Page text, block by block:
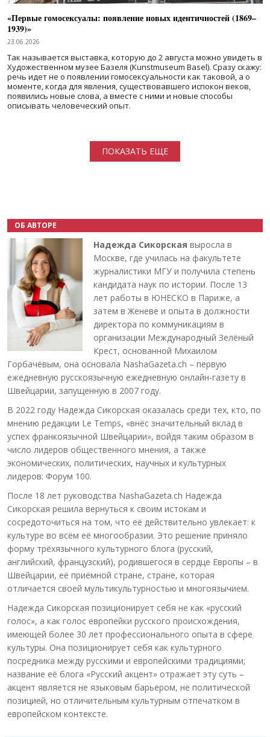
«Первые гомосексуалы: появление новых идентичностей (1869–
1939)»
23.06.2026
Так называется выставка, которую до 2 августа можно увидеть в
Художественном музее Базеля (Kunstmuseum Basel). Сразу скажу:
речь идет не о появлении гомосексуальности как таковой, а о
моменте, когда для явления, существовавшего испокон веков,
появились новые слова, а вместе с ними и новые способы
описывать человеческий опыт.
ПОКАЗАТЬ ЕЩЕ
ОБ АВТОРЕ
Надежда Сикорская выросла в
Москве, где училась на факультете
журналистики МГУ и получила степень
кандидата наук по истории. После 13
лет работы в ЮНЕСКО в Париже, а
затем в Женеве и опыта в должности
директора по коммуникациям в
организации Международный Зелёный
Крест, основанной Михаилом
Горбачёвым, она основала NashaGazeta.ch – первую
ежедневную русскоязычную ежедневную онлайн-газету в
Швейцарии, запущенную в 2007 году.
В 2022 году Надежда Сикорская оказалась среди тех, кто, по
мнению редакции Le Temps, «внёс значительный вклад в
успех франкоязычной Швейцарии», войдя таким образом в
число лидеров общественного мнения, а также
экономических, политических, научных и культурных
лидеров: Форум 100.
После 18 лет руководства NashaGazeta.ch Надежда
Сикорская решила вернуться к своим истокам и
сосредоточиться на том, что её действительно увлекает: к
культуре во всём её многообразии. Это решение приняло
форму трёхязычного культурного блога (русский,
английский, французский), родившегося в сердце Европы – в
Швейцарии, её приёмной стране, стране, которая
отличается своей мультикультурностью и многоязычием.
Надежда Сикорская позиционирует себя не как «русский
голос», а как голос европейки русского происхождения,
имеющей более 30 лет профессионального опыта в сфере
культуры. Она позиционирует себя как культурного
посредника между русскими и европейскими традициями;
название её блога «Русский акцент» отражает эту суть –
акцент является не языковым барьером, не политической
позицией, но отличительным культурным отпечатком в
европейском контексте.